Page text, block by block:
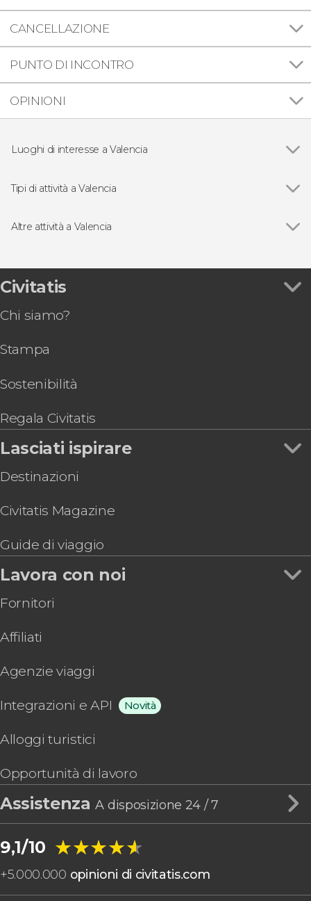
CANCELLAZIONE
PUNTO DI INCONTRO
OPINIONI
Luoghi di interesse a Valencia
Tipi di attività a Valencia
Free tour a Valencia
Giri in barca a Valencia
Altre attività a Valencia
Biglietti per la Chiesa di San Nicola
Escursione all'Albufera
Spettacolo di flamenco al tablao Palosanto
Giro in bici nella Città delle Arti e delle Scienze
Valencia Tourist Card
Civitatis
Chi siamo?
Stampa
Sostenibilità
Regala Civitatis
Lasciati ispirare
Destinazioni
Civitatis Magazine
Guide di viaggio
Lavora con noi
Fornitori
Affiliati
Agenzie viaggi
Integrazioni e API Novità
Alloggi turistici
Opportunità di lavoro
AssistenzaA disposizione 24 / 7
9,1/10 ★★★★★
★★★★★
+5.000.000 opinioni di civitatis.com